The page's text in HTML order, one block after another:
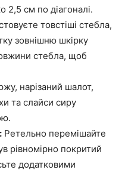
см по діагоналі.
товстіші стебла,
зовнішню шкірку
стебла, щоб
нарізаний шалот,
та слайси сиру
Ретельно перемішайте
рівномірно покритий
додатковими